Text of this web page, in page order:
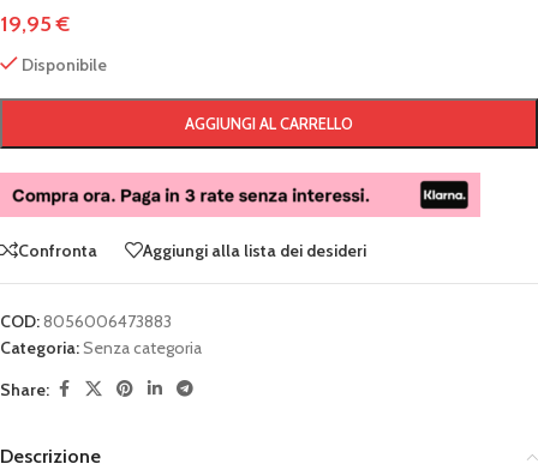
19,95€
Disponibile
AGGIUNGI AL CARRELLO
Confronta Aggiungi alla lista dei desideri
COD:8056006473883
Categoria:Senza categoria
Share:
Descrizione